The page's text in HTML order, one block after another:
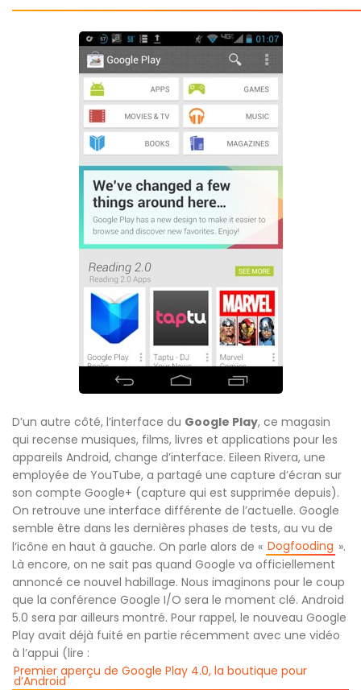
D’un autre côté, l’interface du Google Play, ce magasin
qui recense musiques, films, livres et applications pour les
appareils Android, change d’interface. Eileen Rivera, une
employée de YouTube, a partagé une capture d’écran sur
son compte Google+ (capture qui est supprimée depuis).
On retrouve une interface différente de l’actuelle. Google
semble être dans les dernières phases de tests, au vu de
l’icône en haut à gauche. On parle alors de « Dogfooding ».
Là encore, on ne sait pas quand Google va officiellement
annoncé ce nouvel habillage. Nous imaginons pour le coup
que la conférence Google I/O sera le moment clé. Android
5.0 sera par ailleurs montré. Pour rappel, le nouveau Google
Play avait déjà fuité en partie récemment avec une vidéo
à l’appui (lire :
Premier aperçu de Google Play 4.0, la boutique pour
d’Android